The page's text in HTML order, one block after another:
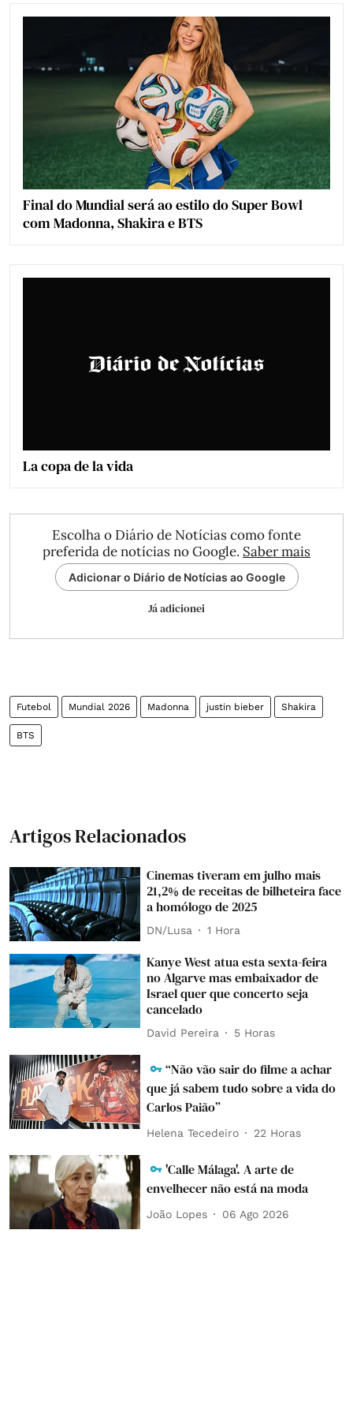
Final do Mundial será ao estilo do Super Bowl
com Madonna, Shakira e BTS
La copa de la vida
Escolha o Diário de Notícias como fonte
preferida de notícias no Google. Saber mais
Adicionar o Diário de Notícias ao Google
Já adicionei
Futebol Mundial 2026 Madonna justin bieber Shakira
BTS
Artigos Relacionados
Cinemas tiveram em julho mais
21,2% de receitas de bilheteira face
a homólogo de 2025
DN/Lusa 1 Hora
Kanye West atua esta sexta-feira
no Algarve mas embaixador de
Israel quer que concerto seja
cancelado
David Pereira 5 Horas
“Não vão sair do filme a achar
que já sabem tudo sobre a vida do
Carlos Paião”
Helena Tecedeiro 22 Horas
'Calle Málaga'. A arte de
envelhecer não está na moda
João Lopes 06 Ago 2026